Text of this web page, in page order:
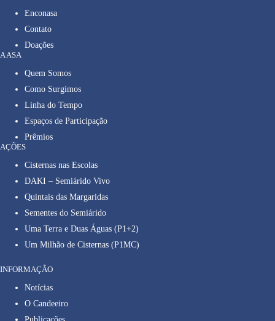
Enconasa
Contato
Doações
A ASA
Quem Somos
Como Surgimos
Linha do Tempo
Espaços de Participação
Prêmios
AÇÕES
Cisternas nas Escolas
DAKI – Semiárido Vivo
Quintais das Margaridas
Sementes do Semiárido
Uma Terra e Duas Águas (P1+2)
Um Milhão de Cisternas (P1MC)
INFORMAÇÃO
Notícias
O Candeeiro